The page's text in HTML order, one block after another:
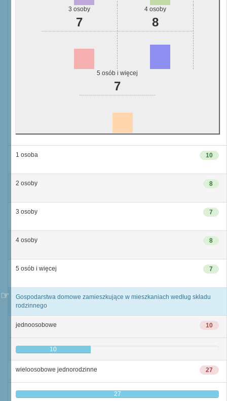
3 osoby
7
4 osoby
8
5 osób i więcej
7
10
1 osoba
8
2 osoby
7
3 osoby
8
4 osoby
7
5 osób i więcej
Gospodarstwa domowe zamieszkujące w mieszkaniach według składu
rodzinnego
10
jednoosobowe
10
27
wieloosobowe jednorodzinne
27